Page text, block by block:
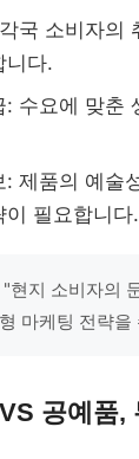
국 소비자의
니다.
: 수요에 맞춘
: 제품의 예술
이 필요합니다.
현지 소비자의
마케팅 전략을
공예품,